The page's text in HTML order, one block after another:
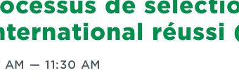
réussi
— 11:30 AM